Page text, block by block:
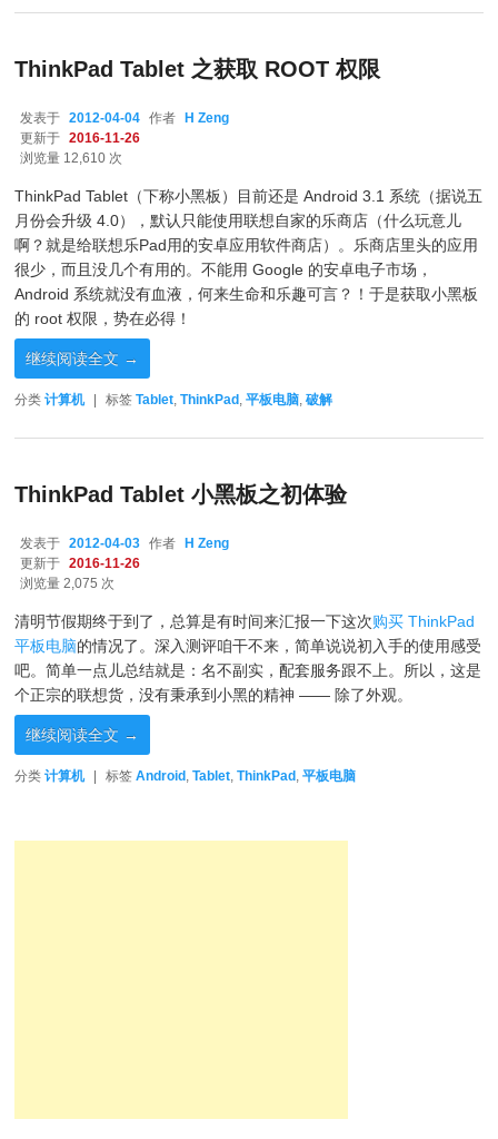
ThinkPad Tablet 之获取 ROOT 权限
发表于 2012-04-04 作者
H Zeng
更新于
2016-11-26
浏览量 12,610 次
ThinkPad Tablet（下称小黑板）目前还是 Android 3.1 系统（据说五
月份会升级 4.0），默认只能使用联想自家的乐商店（什么玩意儿
啊？就是给联想乐Pad用的安卓应用软件商店）。乐商店里头的应用
很少，而且没几个有用的。不能用 Google 的安卓电子市场，
Android 系统就没有血液，何来生命和乐趣可言？！于是获取小黑板
的 root 权限，势在必得！
继续阅读全文 →
分类 计算机 | 标签 Tablet ,ThinkPad ,平板电脑 ,破解
ThinkPad Tablet 小黑板之初体验
发表于 2012-04-03 作者
H Zeng
更新于
2016-11-26
浏览量 2,075 次
清明节假期终于到了，总算是有时间来汇报一下这次购买 ThinkPad
平板电脑的情况了。深入测评咱干不来，简单说说初入手的使用感受
吧。简单一点儿总结就是：名不副实，配套服务跟不上。所以，这是
个正宗的联想货，没有秉承到小黑的精神 —— 除了外观。
继续阅读全文 →
分类 计算机 标签 Android ,Tablet,ThinkPad ,平板电脑